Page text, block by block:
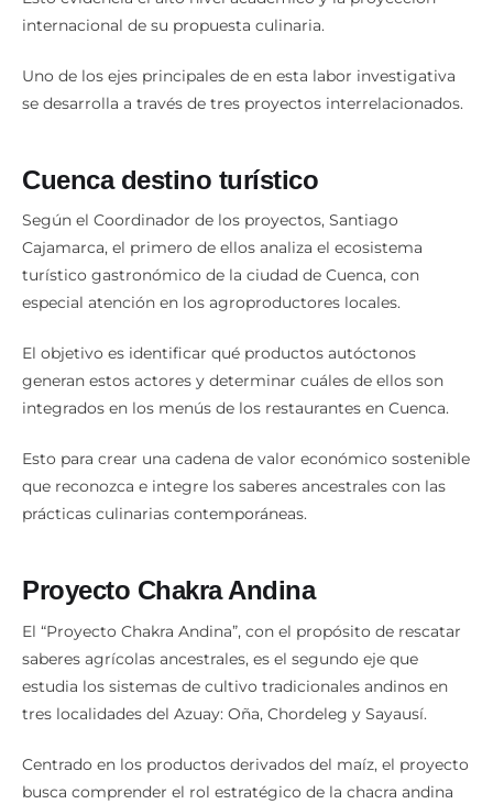
internacional de su propuesta culinaria.
Uno de los ejes principales de en esta labor investigativa
se desarrolla a través de tres proyectos interrelacionados.
Cuenca destino turístico
Según el Coordinador de los proyectos, Santiago
Cajamarca, el primero de ellos analiza el ecosistema
turístico gastronómico de la ciudad de Cuenca, con
especial atención en los agroproductores locales.
El objetivo es identificar qué productos autóctonos
generan estos actores y determinar cuáles de ellos son
integrados en los menús de los restaurantes en Cuenca.
Esto para crear una cadena de valor económico sostenible
que reconozca e integre los saberes ancestrales con las
prácticas culinarias contemporáneas.
Proyecto Chakra Andina
El “Proyecto Chakra Andina”, con el propósito de rescatar
saberes agrícolas ancestrales, es el segundo eje que
estudia los sistemas de cultivo tradicionales andinos en
tres localidades del Azuay: Oña, Chordeleg y Sayausí.
Centrado en los productos derivados del maíz, el proyecto
busca comprender el rol estratégico de la chacra andina